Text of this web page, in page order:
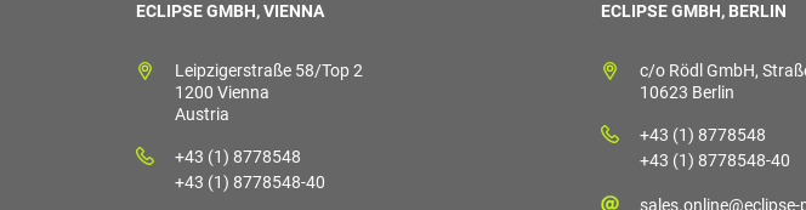
ECLIPSE GMBH, VIENNA
Leipzigerstraße 58/Top 2
1200 Vienna
Austria
+43 (1) 8778548
+43 (1) 8778548-40
ECLIPSE GMBH, BERLIN
c/o Rödl GmbH,
10623 Berlin
+43 (1) 8778548
+43 (1) 8778548-40